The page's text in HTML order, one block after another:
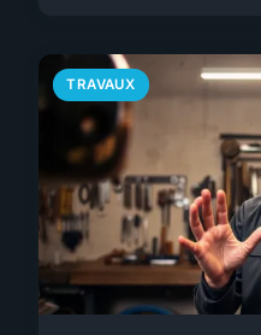
TRAVAUX